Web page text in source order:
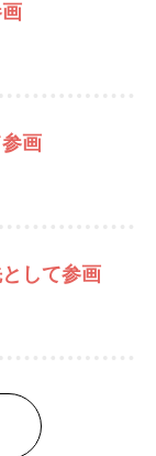
画
して参画